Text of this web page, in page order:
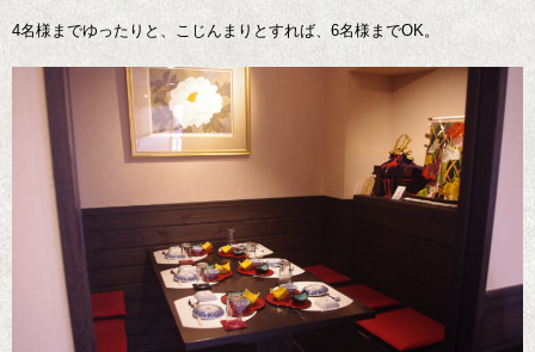
4名様までゆったりと、こじんまりとすれば、6名様までOK。